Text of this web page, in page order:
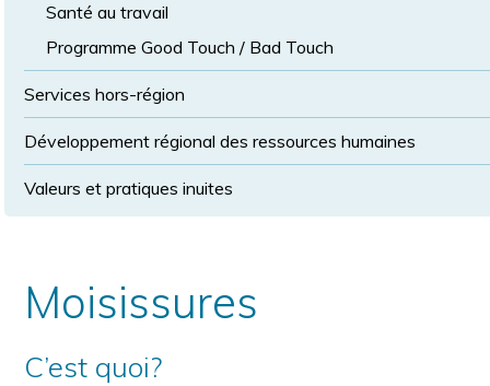
Santé au travail
Programme Good Touch / Bad Touch
Services hors-région
Développement régional des ressources humaines
Valeurs et pratiques inuites
Moisissures
C’est quoi?